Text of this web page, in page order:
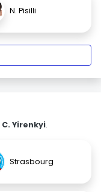
N. Pisilli
C. Yirenkyi.
Strasbourg